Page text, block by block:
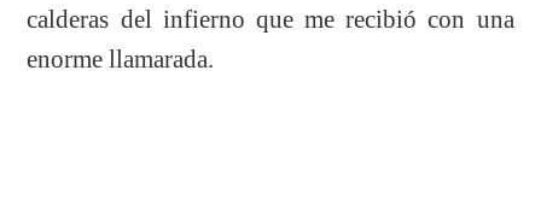
calderas del infierno que me recibió con una
enorme llamarada.